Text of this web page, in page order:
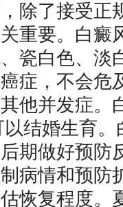
除了接受正
重要。白癜
瓷白色、淡
症，不会危
他并发症。
结婚生育
期做好预防
病情和预防
恢复程度。